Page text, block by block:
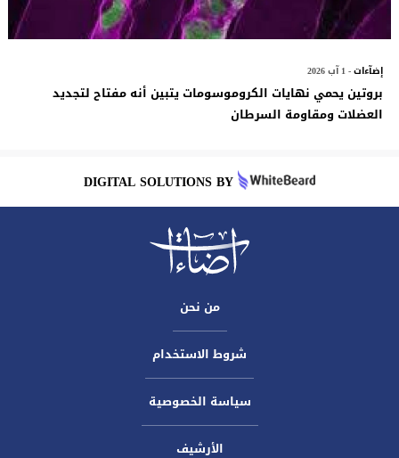
إضآءات- 1 آب 2026
بروتين يحمي نهايات الكروموسومات يتبين أنه مفتاح لتجديد
العضلات ومقاومة السرطان
DIGITAL SOLUTIONS BY
من نحن
شروط الاستخدام
سياسة الخصوصية
الأرشيف